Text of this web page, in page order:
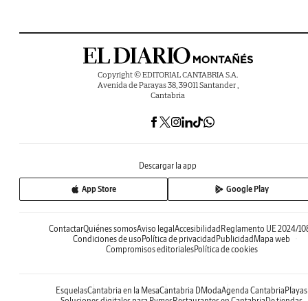
Copyright © EDITORIAL CANTABRIA S.A.
Avenida de Parayas 38, 39011 Santander ,
Cantabria
Descargar la app
App Store Google Play
ContactarQuiénes somosAviso legalAccesibilidadReglamento UE 2024/
Condiciones de usoPolítica de privacidadPublicidadMapa web
Compromisos editorialesPolítica de cookies
EsquelasCantabria en la MesaCantabria DModaAgenda CantabriaPlayas